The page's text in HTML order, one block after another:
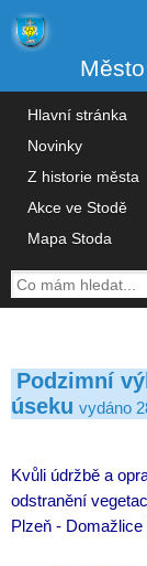
Hlavní stránka
Novinky
Z historie města
Akce ve Stodě
Mapa Stoda
Podzimní
úseku vydáno
Kvůli údržbě a
odstranění
Plzeň - Domažlice